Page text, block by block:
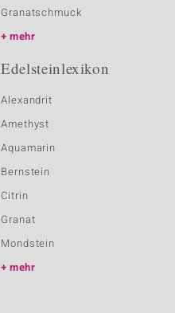
Granatschmuck
mehr
Edelsteinlexikon
Alexandrit
Amethyst
Aquamarin
Bernstein
Citrin
Granat
Mondstein
mehr